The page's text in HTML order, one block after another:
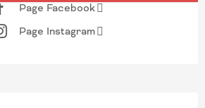
Page Facebook
Page Instagram